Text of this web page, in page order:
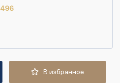
496
В избранное